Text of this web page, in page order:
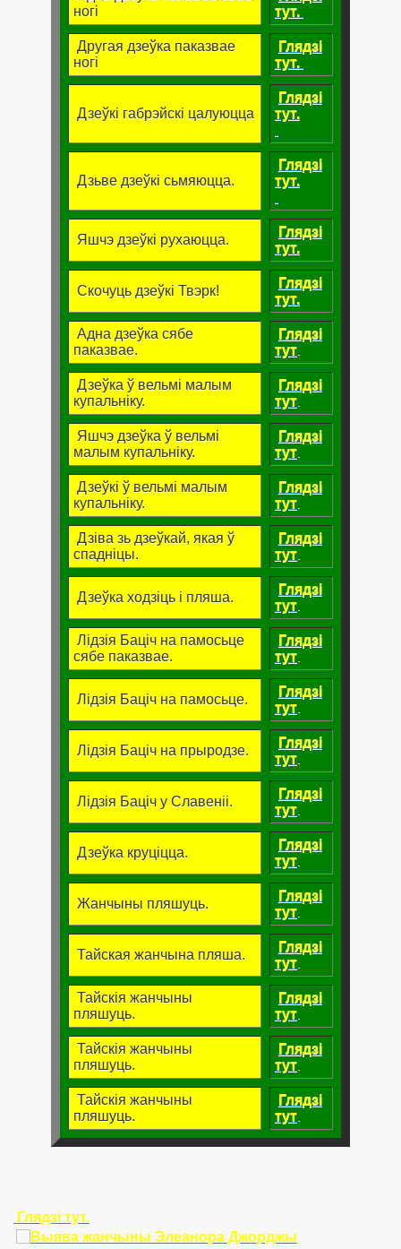
ногі
тут.
Другая дзеўка паказвае
ногі
Глядзі
тут.
Дзеўкі габрэйскі цалуюцца
Глядзі
тут.
Дзьве дзеўкі сьмяюцца.
Глядзі
тут.
Яшчэ дзеўкі рухаюцца.
Глядзі
тут.
Скочуць дзеўкі Твэрк!
Глядзі
тут.
Адна дзеўка сябе
паказвае.
Глядзі
тут.
Дзеўка ў вельмі малым
купальніку.
Глядзі
тут.
Яшчэ дзеўка ў вельмі
малым купальніку.
Глядзі
тут.
Дзеўкі ў вельмі малым
купальніку.
Глядзі
тут.
Дзіва зь дзеўкай, якая ў
спадніцы.
Глядзі
тут.
Дзеўка ходзіць і пляша.
Глядзі
тут.
Лідзія Баціч на памосьце
сябе паказвае.
Глядзі
тут.
Лідзія Баціч на памосьце.
Глядзі
тут.
Лідзія Баціч на прыродзе.
Глядзі
тут.
Лідзія Баціч у Славеніі.
Глядзі
тут.
Дзеўка круціцца.
Глядзі
тут.
Жанчыны пляшуць.
Глядзі
тут.
Тайская жанчына пляша.
Глядзі
тут.
Тайскія жанчыны
пляшуць.
Глядзі
тут.
Тайскія жанчыны
пляшуць.
Глядзі
тут.
Тайскія жанчыны
пляшуць.
Глядзі
тут.
Глядзі тут.